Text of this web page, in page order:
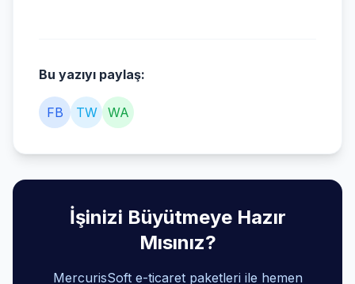
Bu yazıyı paylaş:
FB TW WA
İşinizi Büyütmeye Hazır
Mısınız?
MercurisSoft e-ticaret paketleri ile hemen